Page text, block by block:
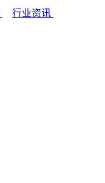
行业资讯